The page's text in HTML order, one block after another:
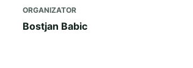
ORGANIZATOR
Bostjan Babic